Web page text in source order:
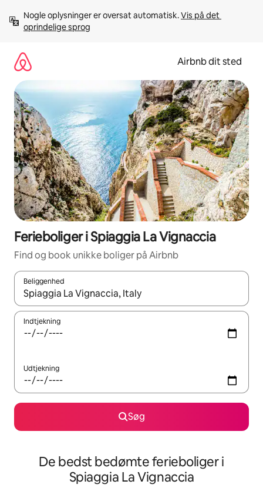
videre
Nogle oplysninger er oversat automatisk. Vis på det
oprindelige sprog
Airbnb dit sted
Ferieboliger i Spiaggia La Vignaccia
Find og book unikke boliger på Airbnb
Beliggenhed
Når resultaterne er tilgængelige, skal du navigere med
Indtjekning
Udtjekning
Søg
De bedst bedømte ferieboliger i
Spiaggia La Vignaccia